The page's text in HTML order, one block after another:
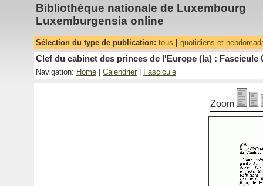
Bibliothèque nationale de Luxembourg
Luxemburgensia online
Sélection du type de publication: tous quotidiens et
Clef du cabinet des princes de l'Europe (la) : Fascicule
Navigation: Home Calendrier Fascicule
Zoom